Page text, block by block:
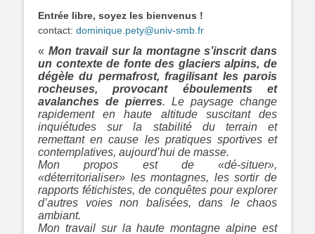
Entrée libre, soyez les bienvenus !
contact: dominique.pety@univ-smb.fr
« Mon travail sur la montagne s’inscrit dans
un contexte de fonte des glaciers alpins, de
dégèle du permafrost, fragilisant les parois
rocheuses, provocant éboulements et
avalanches de pierres. Le paysage change
rapidement en haute altitude suscitant des
inquiétudes sur la stabilité du terrain et
remettant en cause les pratiques sportives et
contemplatives, aujourd’hui de masse.
Mon propos est de «dé-situer»,
«déterritorialiser» les montagnes, les sortir de
rapports fétichistes, de conquêtes pour explorer
d’autres voies non balisées, dans le chaos
ambiant.
Mon travail sur la haute montagne alpine est